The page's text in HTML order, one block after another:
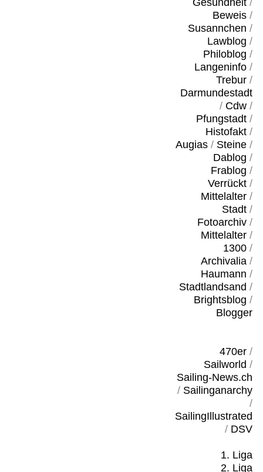
Gesundheit/
Beweis/
Susannchen /
Lawblog /
Philoblog /
Langeninfo/
Trebur/
Darmundestadt
/ Cdw/
Pfungstadt/
Histofakt/
Augias/ Steine/
Dablog /
Frablog /
Verrückt/
Mittelalter/
Stadt/
Fotoarchiv/
Mittelalter/
1300/
Archivalia/
Haumann /
Stadtlandsand /
Brightsblog /
Blogger
470er/
Sailworld /
Sailing-News.ch
/ Sailinganarchy
/
SailingIllustrated
/ DSV
1. Liga
2. Liga